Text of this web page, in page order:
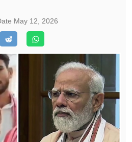
May 12, 2026